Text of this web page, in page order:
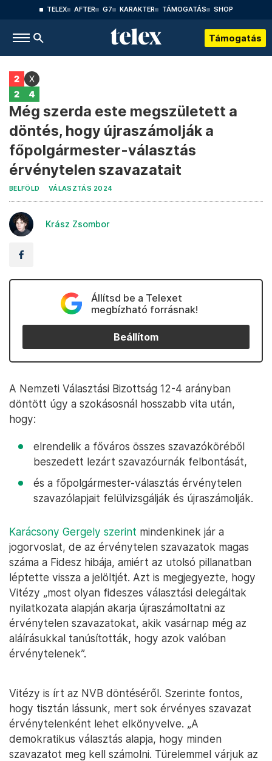
TELEX AFTER G7 KARAKTER TÁMOGATÁS SHOP
Támogatás
Még szerda este megszületett a
döntés, hogy újraszámolják a
főpolgármester-választás
érvénytelen szavazatait
BELFÖLD VÁLASZTÁS 2024
Krász Zsombor
Állítsd be a Telexet
megbízható forrásnak!
Beállítom
A Nemzeti Választási Bizottság 12-4 arányban
döntött úgy a szokásosnál hosszabb vita után,
hogy:
elrendelik a főváros összes szavazóköréből
beszedett lezárt szavazóurnák felbontását,
és a főpolgármester-választás érvénytelen
szavazólapjait felülvizsgálják és újraszámolják.
Karácsony Gergely szerint mindenkinek jár a
jogorvoslat, de az érvénytelen szavazatok magas
száma a Fidesz hibája, amiért az utolsó pillanatban
léptette vissza a jelöltjét. Azt is megjegyezte, hogy
Vitézy „most olyan fideszes választási delegáltak
nyilatkozata alapján akarja újraszámoltatni az
érvénytelen szavazatokat, akik vasárnap még az
aláírásukkal tanúsították, hogy azok valóban
érvénytelenek”.
Vitézy is írt az NVB döntéséről. Szerinte fontos,
hogy tisztán lássunk, mert sok érvényes szavazat
érvénytelenként lehet elkönyvelve. „A
demokratikus választás alapja, hogy minden
szavazatot meg kell számolni. Türelemmel várjuk az